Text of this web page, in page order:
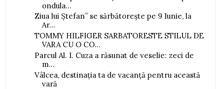
ondula...
Ziua lui Ștefan” se sărbătorește pe 9 Iunie, la
Ar...
TOMMY HILFIGER SARBATORESTE STILUL DE
VARA CU O CO...
Parcul Al. I. Cuza a răsunat de veselie: zeci de
m...
Vâlcea, destinația ta de vacanță pentru această
vară